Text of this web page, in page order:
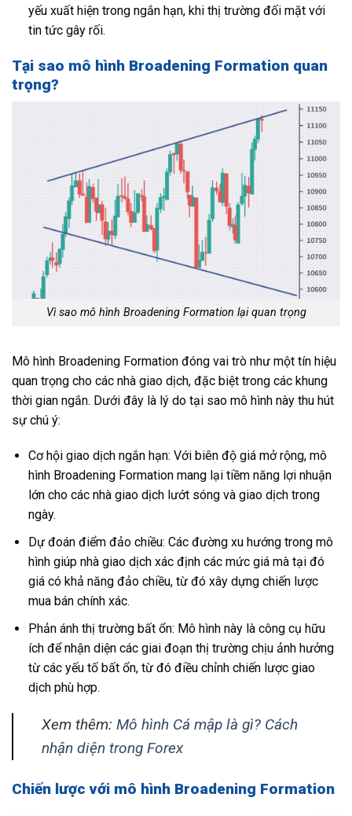
yếu xuất hiện trong ngắn hạn, khi thị trường đối mặt với
tin tức gây rối.
Tại sao mô hình Broadening Formation quan
trọng?
Vì sao mô hình Broadening Formation lại quan trọng
Mô hình Broadening Formation đóng vai trò như một tín hiệu
quan trọng cho các nhà giao dịch, đặc biệt trong các khung
thời gian ngắn. Dưới đây là lý do tại sao mô hình này thu hút
sự chú ý:
Cơ hội giao dịch ngắn hạn: Với biên độ giá mở rộng, mô
hình Broadening Formation mang lại tiềm năng lợi nhuận
lớn cho các nhà giao dịch lướt sóng và giao dịch trong
ngày.
Dự đoán điểm đảo chiều: Các đường xu hướng trong mô
hình giúp nhà giao dịch xác định các mức giá mà tại đó
giá có khả năng đảo chiều, từ đó xây dựng chiến lược
mua bán chính xác.
Phản ánh thị trường bất ổn: Mô hình này là công cụ hữu
ích để nhận diện các giai đoạn thị trường chịu ảnh hưởng
từ các yếu tố bất ổn, từ đó điều chỉnh chiến lược giao
dịch phù hợp.
Xem thêm: Mô hình Cá mập là gì? Cách
nhận diện trong Forex
Chiến lược với mô hình Broadening Formation